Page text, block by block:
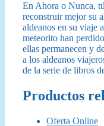
En Ahora o Nunca,
reconstruir mejor su
aldeanos en su viaje
meteorito han
ellas permanecen y
a los aldeanos
de la serie de libros
Productos
Oferta Online